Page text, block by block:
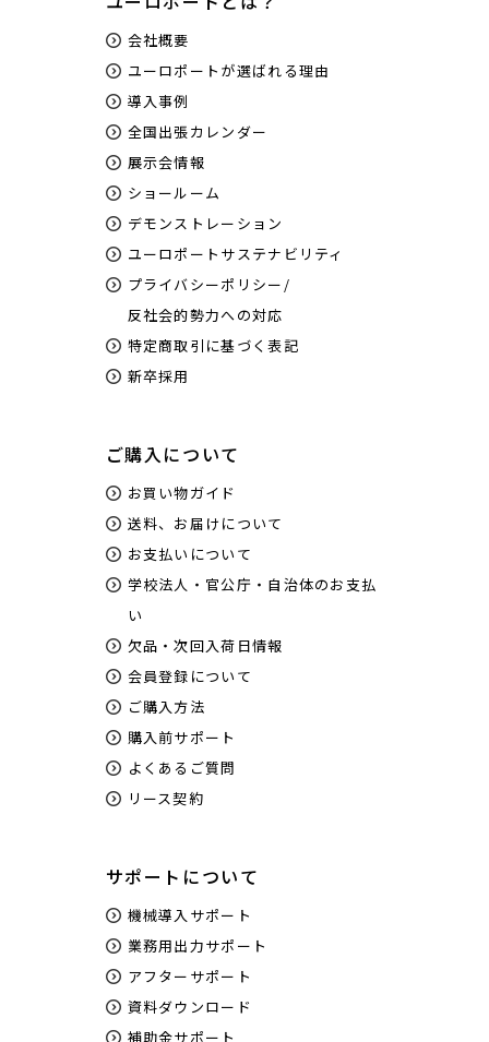
会社概要
ユーロポートが選ばれる理由
導入事例
全国出張カレンダー
展示会情報
ショールーム
デモンストレーション
ユーロポートサステナビリティ
プライバシーポリシー/
反社会的勢力への対応
特定商取引に基づく表記
新卒採用
ご購入について
お買い物ガイド
送料、お届けについて
お支払いについて
学校法人・官公庁・自治体のお支払
い
欠品・次回入荷日情報
会員登録について
ご購入方法
購入前サポート
よくあるご質問
リース契約
サポートについて
機械導入サポート
業務用出力サポート
アフターサポート
資料ダウンロード
補助金サポート